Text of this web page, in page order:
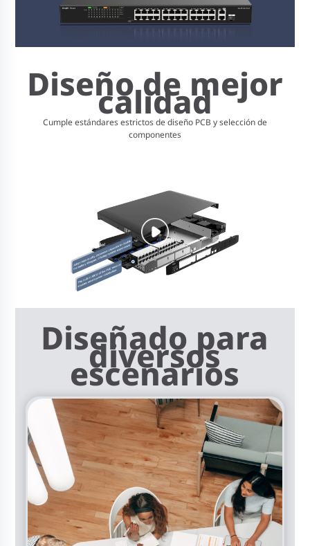
Diseño de mejor
calidad
Cumple estándares estrictos de diseño PCB y selección de
componentes
Diseñado para
diversos
escenarios